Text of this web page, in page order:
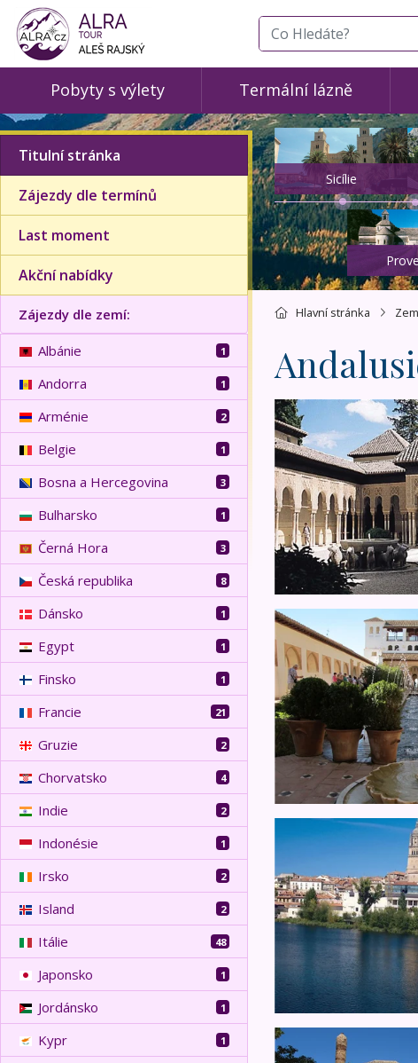
co hledáte
Pobyty s výlety Termální lázně
Titulní stránka
Zájezdy dle termínů
Last moment
Akční nabídky
Zájezdy dle zemí:
Albánie 1
Andorra 1
Arménie 2
Belgie 1
Bosna a Hercegovina 3
Bulharsko 1
Černá Hora 3
Česká republika 8
Dánsko 1
Egypt 1
Finsko 1
Francie 21
Gruzie 2
Chorvatsko 4
Indie 2
Indonésie 1
Irsko 2
Island 2
Itálie 48
Japonsko 1
Jordánsko 1
Kypr 1
Sicílie
Hlavní stránka
Krásy Andalusie -
Maroko a Andalusie -
Španělsko,
Andalusie a Murcie